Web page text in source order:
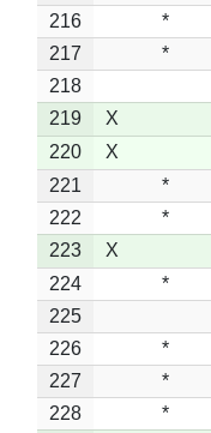
216
*
217
*
218
219
X
220
X
221
*
222
*
223
X
224
*
225
226
*
227
*
228
*